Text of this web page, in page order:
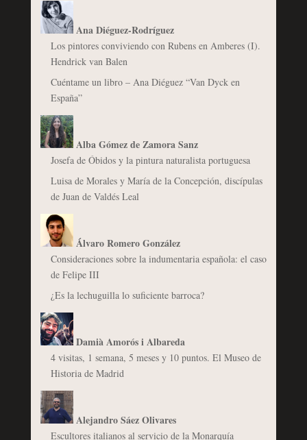
Ana Diéguez-Rodríguez
Los pintores conviviendo con Rubens en Amberes (I).
Hendrick van Balen
Cuéntame un libro – Ana Diéguez “Van Dyck en
España”
Alba Gómez de Zamora Sanz
Josefa de Óbidos y la pintura naturalista portuguesa
Luisa de Morales y María de la Concepción, discípulas
de Juan de Valdés Leal
Álvaro Romero González
Consideraciones sobre la indumentaria española: el caso
de Felipe III
¿Es la lechuguilla lo suficiente barroca?
Damià Amorós i Albareda
4 visitas, 1 semana, 5 meses y 10 puntos. El Museo de
Historia de Madrid
Alejandro Sáez Olivares
Escultores italianos al servicio de la Monarquía